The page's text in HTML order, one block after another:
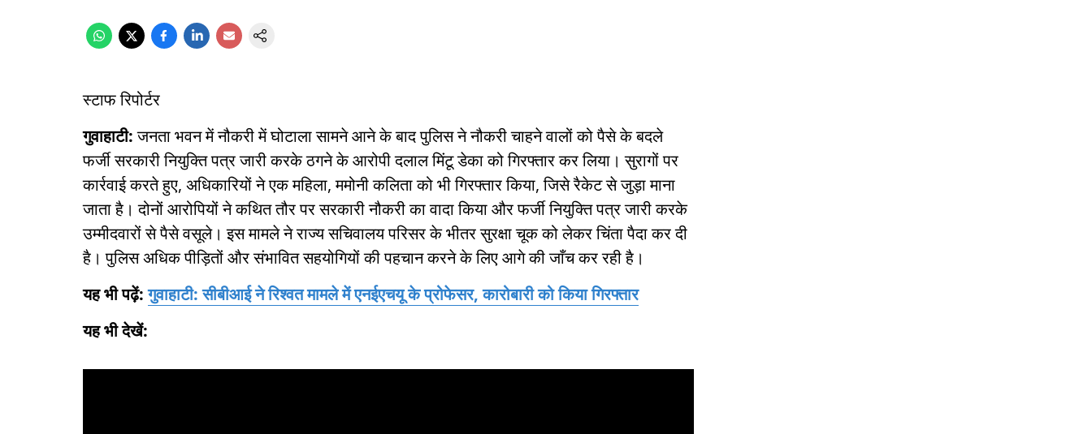
स्टाफ रिपोर्टर
गुवाहाटी:जनता भवन में नौकरी में घोटाला सामने आने के बाद पुलिस ने नौकरी चाहने वालों को पैसे के बदले
फर्जी सरकारी नियुक्ति पत्र जारी करके ठगने के आरोपी दलाल मिंटू डेका को गिरफ्तार कर लिया। सुरागों पर
कार्रवाई करते हुए, अधिकारियों ने एक महिला, ममोनी कलिता को भी गिरफ्तार किया, जिसे रैकेट से जुड़ा माना
जाता है। दोनों आरोपियों ने कथित तौर पर सरकारी नौकरी का वादा किया और फर्जी नियुक्ति पत्र जारी करके
उम्मीदवारों से पैसे वसूले। इस मामले ने राज्य सचिवालय परिसर के भीतर सुरक्षा चूक को लेकर चिंता पैदा कर दी
है। पुलिस अधिक पीड़ितों और संभावित सहयोगियों की पहचान करने के लिए आगे की जाँच कर रही है।
यह भी पढ़ें:गुवाहाटी: सीबीआई ने रिश्वत मामले में एनईएचयू के प्रोफेसर, कारोबारी को किया गिरफ्तार
यह भी देखें: